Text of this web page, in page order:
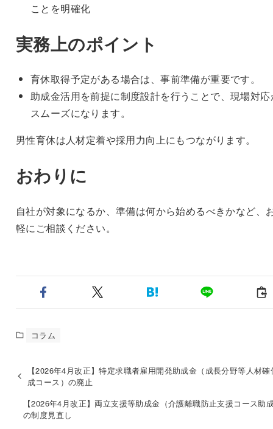
ことを明確化
実務上のポイント
育休取得予定がある場合は、事前準備が重要です。
助成金活用を前提に制度設計を行うことで、現場対応
スムーズになります。
男性育休は人材定着や採用力向上にもつながります。
おわりに
自社が対象になるか、準備は何から始めるべきかなど、
軽にご相談ください。
コラム
【2026年4月改正】特定求職者雇用開発助成金（成長分野等人材
成コース）の廃止
【2026年4月改正】両立支援等助成金（介護離職防止支援コース助
の制度見直し